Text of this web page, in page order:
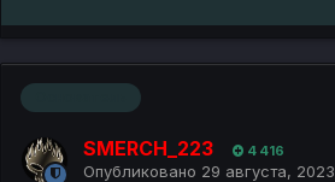
SMERCH_223 4 416
Опубликовано 29 августа, 2023